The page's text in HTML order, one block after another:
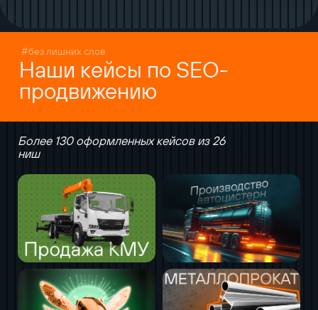
#без лишних слов
Наши кейсы по SEO-
продвижению
Более 130 оформленных кейсов из 26
ниш